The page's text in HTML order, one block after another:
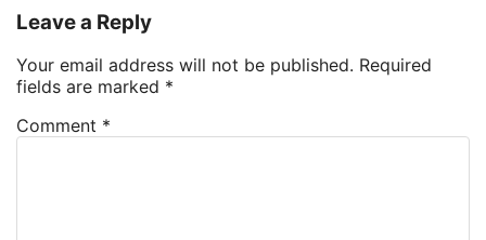
Leave a Reply
Your email address will not be published. Required
fields are marked *
Comment *